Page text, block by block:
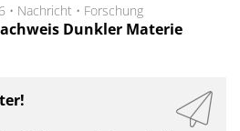
• Nachricht • Forschung
Dunkler Materie